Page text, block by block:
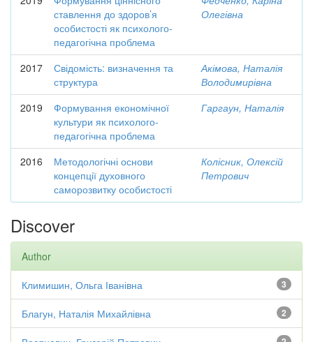
ставлення до здоров’я
особистості як психолого-
педагогічна проблема
Олегівна
2017
Свідомість: визначення та
структура
Акімова, Наталія
Володимирівна
2019
Формування економічної
культури як психолого-
педагогічна проблема
Гаргаун, Наталія
2016
Методологічні основи
концепції духовного
саморозвитку особистості
Колісник, Олексій
Петрович
Discover
Author
3
Климишин, Ольга Іванівна
2
Благун, Наталія Михайлівна